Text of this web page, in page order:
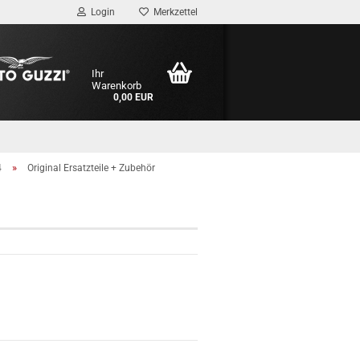
Login Merkzettel
Ihr
Warenkorb
0,00 EUR
» Original Ersatzteile + Zubehör